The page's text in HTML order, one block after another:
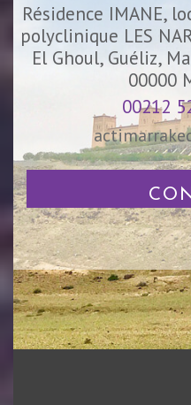
Résidence IMANE,
polyclinique LES
El Ghoul, Guéliz,
00000
00212